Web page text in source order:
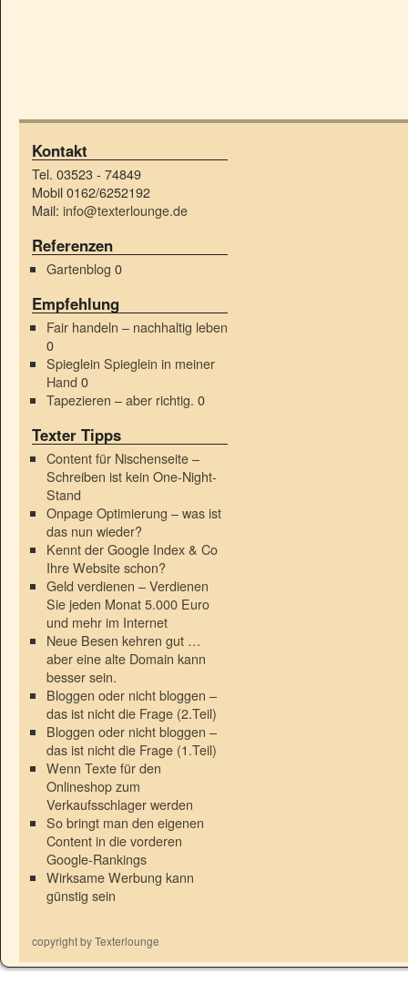
Kontakt
Tel. 03523 - 74849
Mobil 0162/6252192
Mail: info@texterlounge.de
Referenzen
Gartenblog 0
Empfehlung
Fair handeln – nachhaltig leben
0
Spieglein Spieglein in meiner
Hand 0
Tapezieren – aber richtig. 0
Texter Tipps
Content für Nischenseite –
Schreiben ist kein One-Night-
Stand
Onpage Optimierung – was ist
das nun wieder?
Kennt der Google Index & Co
Ihre Website schon?
Geld verdienen – Verdienen
Sie jeden Monat 5.000 Euro
und mehr im Internet
Neue Besen kehren gut …
aber eine alte Domain kann
besser sein.
Bloggen oder nicht bloggen –
das ist nicht die Frage (2.Teil)
Bloggen oder nicht bloggen –
das ist nicht die Frage (1.Teil)
Wenn Texte für den
Onlineshop zum
Verkaufsschlager werden
So bringt man den eigenen
Content in die vorderen
Google-Rankings
Wirksame Werbung kann
günstig sein
copyright by Texterlounge